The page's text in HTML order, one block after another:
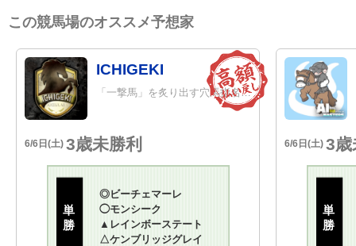
この競馬場のオススメ予想家
ICHIGEKI
「一撃馬」を炙り出す穴馬指名特化型AI
6/6日(土) 3歳未勝利
単
勝
◎ビーチェマーレ
◯モンシーク
▲ レインボーステート
△ケンブリッジグレイ
6/6日(土) 3歳
単
勝